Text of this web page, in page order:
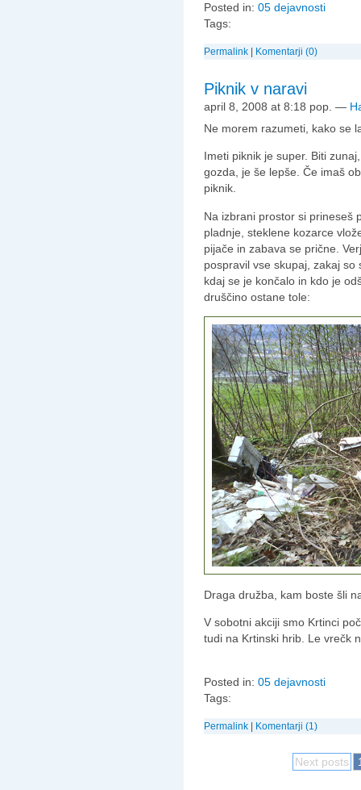
Posted in: 05 dejavnosti
Tags:
Permalink | Komentarji (0)
Piknik v naravi
april 8, 2008 at 8:18 pop. —
Ne morem razumeti, kako se
Imeti piknik je super. Biti
gozda, je še lepše. Če imaš
piknik.
Na izbrani prostor si prineseš
pladnje, steklene kozarce
pijače in zabava se prične.
pospravil vse skupaj, zakaj
kdaj se je končalo in kdo je
druščino ostane tole:
Draga družba, kam boste šli
V sobotni akciji smo Krtinci
tudi na Krtinski hrib. Le vrečk
Posted in: 05 dejavnosti
Tags:
Permalink | Komentarji (1)
Next posts